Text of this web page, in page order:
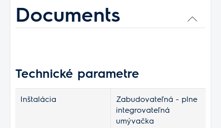
Documents
Technické parametre
Inštalácia
Zabudovateľná - plne
integrovateľná
umývačka